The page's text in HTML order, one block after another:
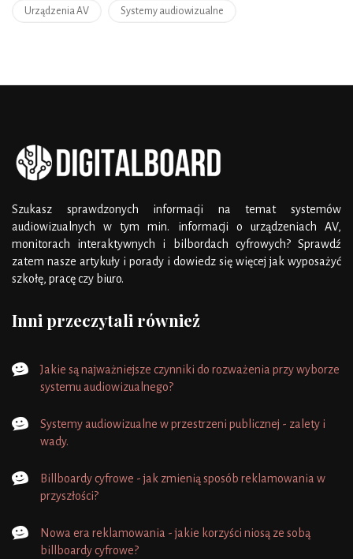
Urządzenia AV Systemy audiowizualne
Szukasz sprawdzonych informacji na temat systemów
audiowizualnych w tym min. informacji o urządzeniach AV,
monitorach interaktywnych i bilbordach cyfrowych? Sprawdź
zatem nasze artykuły i porady i dowiedz się więcej jak wyposażyć
szkołę, pracę czy biuro.
Inni przeczytali również
Jakie są najważniejsze czynniki do rozważenia przy wyborze
systemu audiowizualnego?
Systemy audiowizualne w przestrzeni publicznej - zalety i
wady.
Billboardy cyfrowe - jak zmienią sposób reklamowania w
przyszłości?
Nowa era reklamowania - jakie korzyści niosą ze sobą
billboardy cyfrowe?